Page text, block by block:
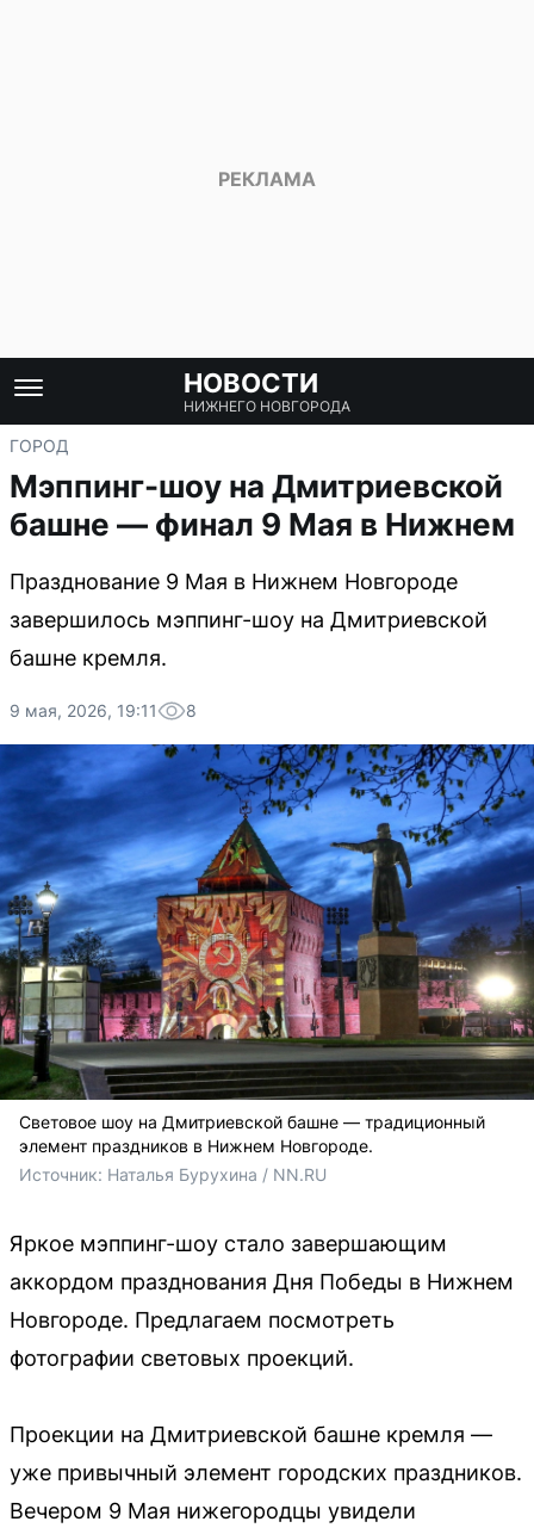
НОВОСТИ
НИЖНЕГО НОВГОРОДА
ГОРОД
Мэппинг-шоу на Дмитриевской
башне — финал 9 Мая в Нижнем
Празднование 9 Мая в Нижнем Новгороде
завершилось мэппинг-шоу на Дмитриевской
башне кремля.
9 мая, 2026, 19:11 8
Световое шоу на Дмитриевской башне — традиционный
элемент праздников в Нижнем Новгороде.
Источник: Наталья Бурухина / NN.RU
Яркое мэппинг-шоу стало завершающим
аккордом празднования Дня Победы в Нижнем
Новгороде. Предлагаем посмотреть
фотографии световых проекций.
Проекции на Дмитриевской башне кремля —
уже привычный элемент городских праздников.
Вечером 9 Мая нижегородцы увидели